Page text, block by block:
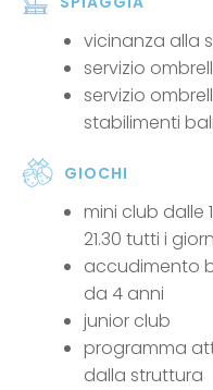
vicinanza alla
servizio
servizio
stabilimenti
GIOCHI
mini club dalle
21.30 tutti i
accudimento
da 4 anni
junior club
programma
dalla struttura